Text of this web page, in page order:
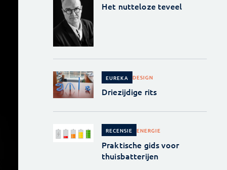
Het nutteloze teveel
EUREKA DESIGN
Driezijdige rits
RECENSIE ENERGIE
Praktische gids voor
thuisbatterijen